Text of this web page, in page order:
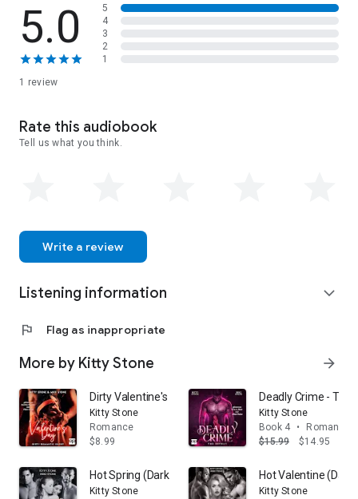
5.0
1 review
5
4
3
2
1
Rate this audiobook
Tell us what you think.
Write a review
Listening information expand_more
flag Flag as inappropriate
More by Kitty Stone arrow_forward
Dirty Valentine's Day (Darkstones Dirtyshorts): Dirty-
Kitty Stone
Romance
$8.99
Deadly Crime - The
Kitty Stone
Book 4
•
Romance
$15.99
$14.95
Hot Spring (Darkstones DarkShorts): Hot Romantic
Kitty Stone
Hot Valentine
Kitty Stone